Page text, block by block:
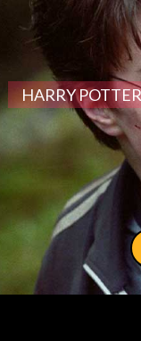
HARRY